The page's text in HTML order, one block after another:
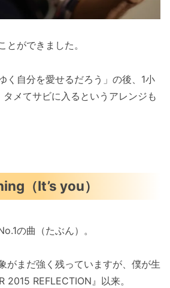
とができました。
く自分を愛せるだろう」の後、1小
メてサビに入るというアレンジも
（It’s you）
の曲（たぶん）。
がまだ強く残っていますが、僕が生
2015 REFLECTION』以来。